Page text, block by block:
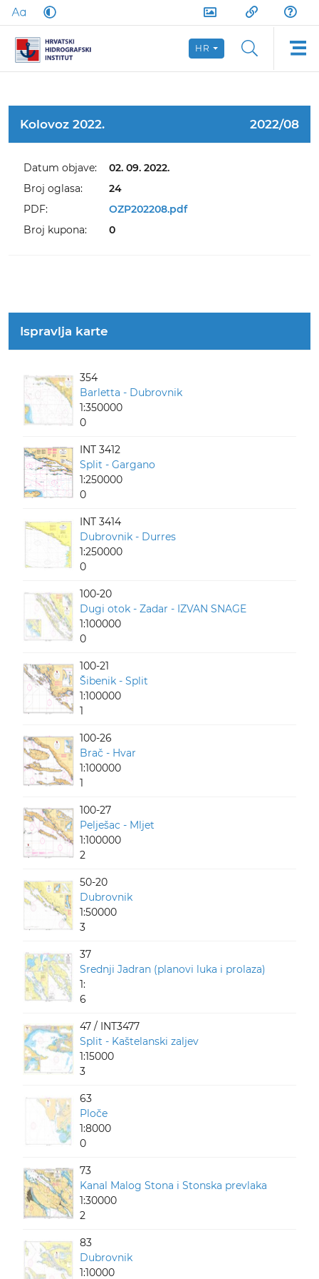
HR
Kolovoz 2022. 2022/08
Datum objave:
02. 09. 2022.
Broj oglasa:
24
PDF:
OZP202208.pdf
Broj kupona:
0
Ispravlja karte
354
Barletta - Dubrovnik
1:350000
0
INT 3412
Split - Gargano
1:250000
0
INT 3414
Dubrovnik - Durres
1:250000
0
100-20
Dugi otok - Zadar - IZVAN SNAGE
1:100000
0
100-21
Šibenik - Split
1:100000
1
100-26
Brač - Hvar
1:100000
1
100-27
Pelješac - Mljet
1:100000
2
50-20
Dubrovnik
1:50000
3
37
Srednji Jadran (planovi luka i prolaza)
1:
6
47 / INT3477
Split - Kaštelanski zaljev
1:15000
3
63
Ploče
1:8000
0
73
Kanal Malog Stona i Stonska prevlaka
1:30000
2
83
Dubrovnik
1:10000